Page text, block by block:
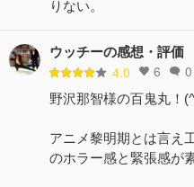
りない。
ウッチーの感想・評価
4.0 6 0
野沢那智様の百鬼丸！
アニメ黎明期とは言え
のホラー感と緊張感が